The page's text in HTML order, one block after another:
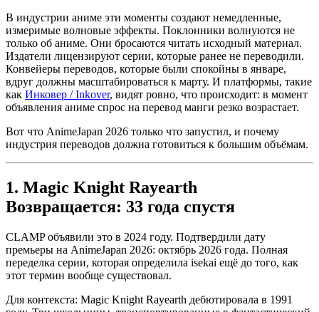
В индустрии аниме эти моменты создают немедленные,
измеримые волновые эффекты. Поклонники волнуются не
только об аниме. Они бросаются читать исходный материал.
Издатели лицензируют серии, которые ранее не переводили.
Конвейеры переводов, которые были спокойны в январе,
вдруг должны масштабироваться к марту. И платформы, такие
как Инковер / Inkover, видят ровно, что происходит: в момент
объявления аниме спрос на перевод манги резко возрастает.
Вот что AnimeJapan 2026 только что запустил, и почему
индустрия переводов должна готовиться к большим объёмам.
1. Magic Knight Rayearth
Возвращается: 33 года спустя
CLAMP объявили это в 2024 году. Подтвердили дату
премьеры на AnimeJapan 2026: октябрь 2026 года. Полная
переделка серии, которая определила isekai ещё до того, как
этот термин вообще существовал.
Для контекста: Magic Knight Rayearth дебютировала в 1991